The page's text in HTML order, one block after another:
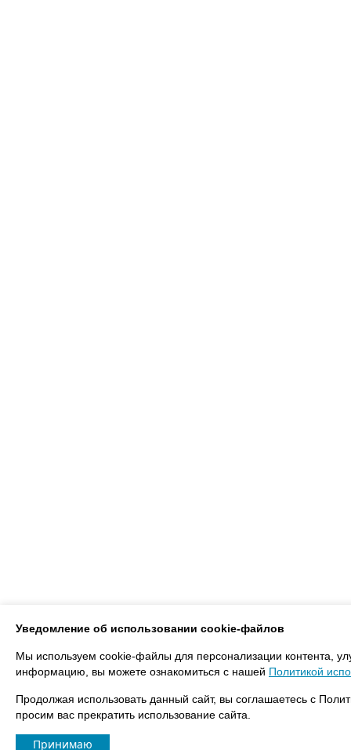
Уведомление об использовании cookie-файлов
Мы используем cookie-файлы для персонализации контента,
информацию, вы можете ознакомиться с нашей Политикой
Продолжая использовать данный сайт, вы соглашаетесь с
просим вас прекратить использование сайта.
Принимаю